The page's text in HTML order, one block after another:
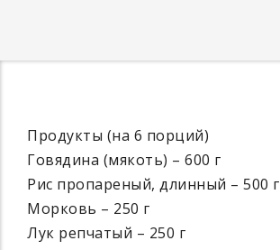
Продукты (на 6 порций)
Говядина (мякоть) – 600 г
Рис пропареный, длинный – 500 г
Морковь – 250 г
Лук репчатый – 250 г